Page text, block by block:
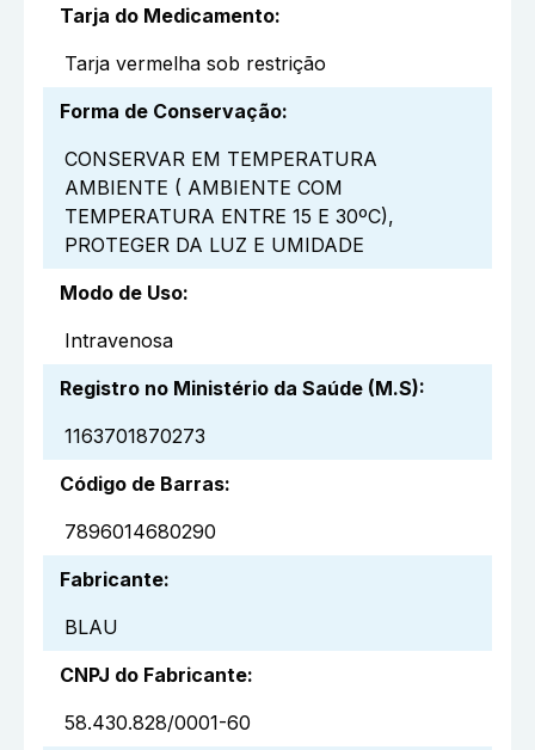
Tarja do Medicamento:
Tarja vermelha sob restrição
Forma de Conservação:
CONSERVAR EM TEMPERATURA
AMBIENTE ( AMBIENTE COM
TEMPERATURA ENTRE 15 E 30ºC),
PROTEGER DA LUZ E UMIDADE
Modo de Uso:
Intravenosa
Registro no Ministério da Saúde (M.S):
1163701870273
Código de Barras:
7896014680290
Fabricante:
BLAU
CNPJ do Fabricante:
58.430.828/0001-60